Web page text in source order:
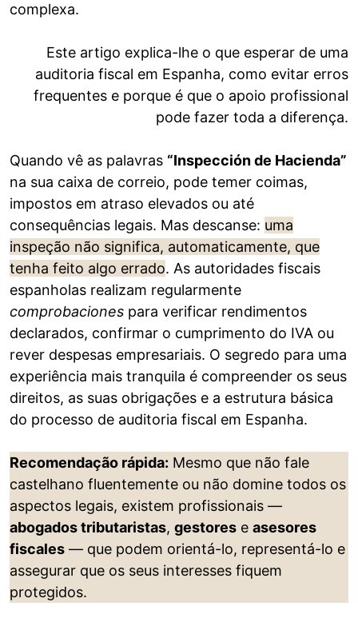
complexa.
Este artigo explica-lhe o que esperar de uma
auditoria fiscal em Espanha, como evitar erros
frequentes e porque é que o apoio profissional
pode fazer toda a diferença.
Quando vê as palavras “Inspección de Hacienda”
na sua caixa de correio, pode temer coimas,
impostos em atraso elevados ou até
consequências legais. Mas descanse: uma
inspeção não significa, automaticamente, que
tenha feito algo errado. As autoridades fiscais
espanholas realizam regularmente
comprobaciones para verificar rendimentos
declarados, confirmar o cumprimento do IVA ou
rever despesas empresariais. O segredo para uma
experiência mais tranquila é compreender os seus
direitos, as suas obrigações e a estrutura básica
do processo de auditoria fiscal em Espanha.
Recomendação rápida: Mesmo que não fale
castelhano fluentemente ou não domine todos os
aspectos legais, existem profissionais —
abogados tributaristas, gestores e asesores
fiscales — que podem orientá-lo, representá-lo e
assegurar que os seus interesses fiquem
protegidos.